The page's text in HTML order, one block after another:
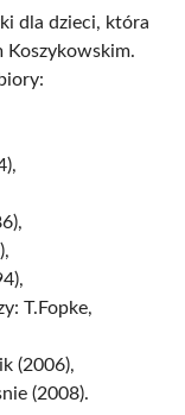
dla dzieci, która
Koszykowskim.
T.Fopke,
(2006),
(2008).